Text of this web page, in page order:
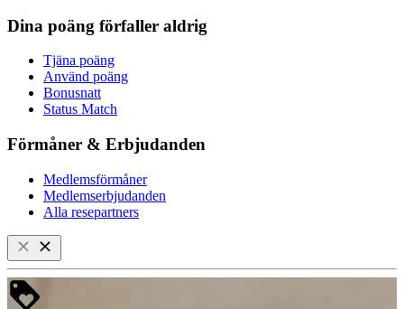
Dina poäng förfaller aldrig
Tjäna poäng
Använd poäng
Bonusnatt
Status Match
Förmåner & Erbjudanden
Medlemsförmåner
Medlemserbjudanden
Alla resepartners